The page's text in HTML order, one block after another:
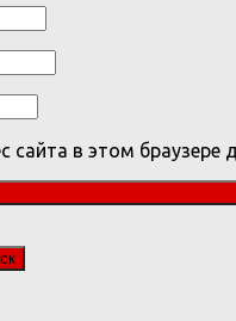
сайта в этом